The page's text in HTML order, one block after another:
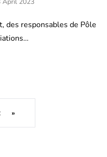
des responsables de Pôle
»